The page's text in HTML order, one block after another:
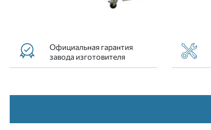
Официальная гарантия
завода изготовителя